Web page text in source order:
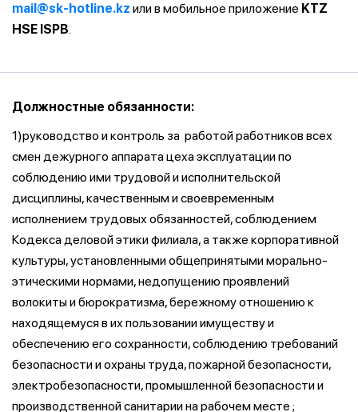
mail@sk-hotline.kz или в мобильное приложение KTZ
HSE ISPB.
Должностные обязанности:
1)руководство и контроль за работой работников всех
смен дежурного аппарата цеха эксплуатации по
соблюдению ими трудовой и исполнительской
дисциплины, качественным и своевременным
исполнением трудовых обязанностей, соблюдением
Кодекса деловой этики филиала, а также корпоративной
культуры, установленными общепринятыми морально-
этическими нормами, недопущению проявлений
волокиты и бюрократизма, бережному отношению к
находящемуся в их пользовании имуществу и
обеспечению его сохранности, соблюдению требований
безопасности и охраны труда, пожарной безопасности,
электробезопасности, промышленной безопасности и
производственной санитарии на рабочем месте ;